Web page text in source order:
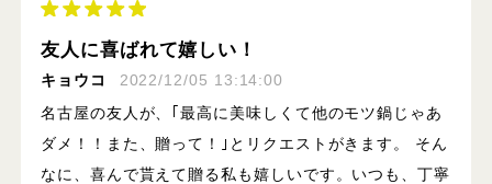
友人に喜ばれて嬉しい！
キョウコ
2022/12/05 13:14:00
名古屋の友人が、｢最高に美味しくて他のモツ鍋じゃあ
ダメ！！また、贈って！｣とリクエストがきます。 そん
なに、喜んで貰えて贈る私も嬉しいです。いつも、丁寧